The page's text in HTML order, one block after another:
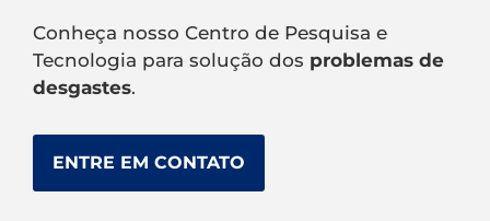
Conheça nosso Centro de Pesquisa e
Tecnologia para solução dos problemas de
desgastes.
ENTRE EM CONTATO